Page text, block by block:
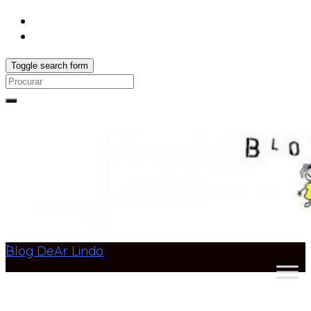
Toggle search form
Search
Blog DeAr Lindo